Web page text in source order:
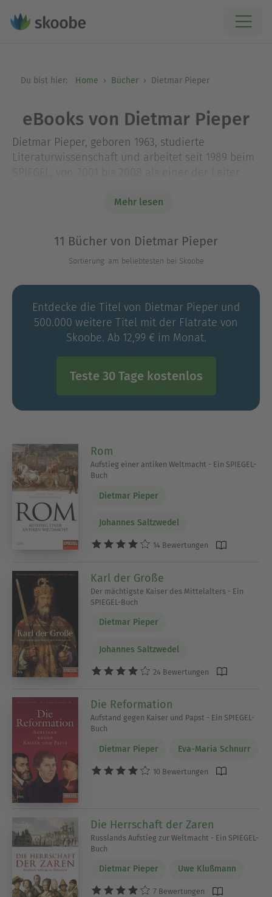
Du bist hier: Home Bücher Dietmar Pieper
eBooks von Dietmar Pieper
Dietmar Pieper, geboren 1963, studierte
Literaturwissenschaft und arbeitet seit 1989 beim
Seitdem ist er Ressortleiter für die Heftreihen
hat er unter anderem die SPIEGEL-Bücher „Karl
der Große“ und „Die Herrschaft der Zaren“ (beide
2013) herausgegeben.
Mehr lesen
11 Bücher von Dietmar Pieper
Sortierung: am beliebtesten bei Skoobe
Entdecke die Titel von Dietmar Pieper und
500.000 weitere Titel mit der Flatrate von
Skoobe. Ab 12,99 € im Monat.
Teste 30 Tage kostenlos
Rom
Aufstieg einer antiken Weltmacht - Ein SPIEGEL-
Buch
Dietmar Pieper
Johannes Saltzwedel
14 Bewertungen
Karl der Große
Der mächtigste Kaiser des Mittelalters - Ein
SPIEGEL-Buch
Dietmar Pieper
Johannes Saltzwedel
24 Bewertungen
Die Reformation
Aufstand gegen Kaiser und Papst - Ein SPIEGEL-
Buch
Dietmar Pieper Eva-Maria Schnurr
10 Bewertungen
Die Herrschaft der Zaren
Russlands Aufstieg zur Weltmacht - Ein SPIEGEL-
Buch
Dietmar Pieper Uwe Klußmann
7 Bewertungen